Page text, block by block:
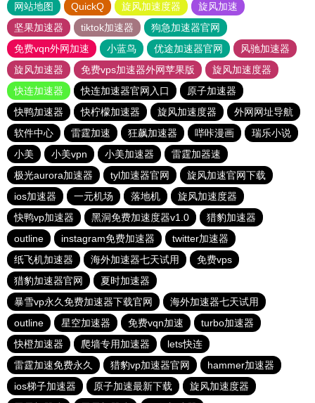
网站地图 QuickQ 旋风加速度器
旋风加速
坚果加速器
tiktok加速器
狗急加速器官网
免费vqn外网加速
小蓝鸟 优途加速器官网
风驰加速器
旋风加速器
免费vps加速器外网苹果版
旋风加速度器
快连加速器
快连加速器官网入口
原子加速器
快鸭加速器
快柠檬加速器 旋风加速度器
外网网址导航
软件中心
雷霆加速 狂飙加速器 哔咔漫画
瑞乐小说
小美
小美vpn 小美加速器
雷霆加器速
极光aurora加速器
tyl加速器官网
旋风加速官网下载
ios加速器
一元机场 落地机
旋风加速度器
快鸭vp加速器
黑洞免费加速度器v1.0
猎豹加速器
outline
instagram免费加速器
twitter加速器
纸飞机加速器
海外加速器七天试用
免费vps
猎豹加速器官网
夏时加速器
暴雪vp永久免费加速器下载官网
海外加速器七天试用
outline
星空加速器 免费vqn加速
turbo加速器
快橙加速器
爬墙专用加速器
lets快连
雷霆加速免费永久
猎豹vp加速器官网
hammer加速器
ios梯子加速器
原子加速最新下载
旋风加速度器